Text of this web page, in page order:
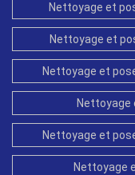
Nettoyage et
Nettoyage et
Nettoyage et
Nettoyage
Nettoyage et
Nettoyage